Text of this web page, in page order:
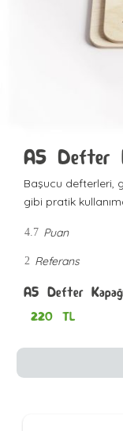
A5 Defter
Başucu defterleri,
gibi pratik
4.7 Puan
2 Referans
A5 Defter
220 TL